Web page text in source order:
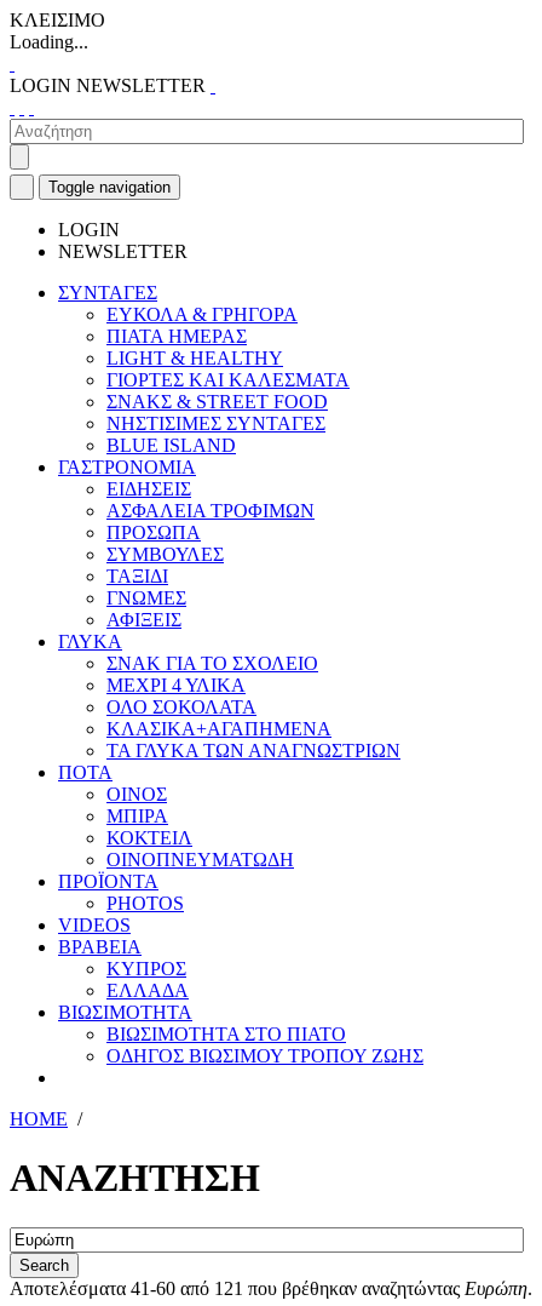
ΚΛΕΙΣΙΜΟ
Loading...
LOGIN NEWSLETTER
Toggle navigation
LOGIN
NEWSLETTER
ΣΥΝΤΑΓΕΣ
ΕΥΚΟΛΑ & ΓΡΗΓΟΡΑ
ΠΙΑΤΑ ΗΜΕΡΑΣ
LIGHT & HEALTHY
ΓΙΟΡΤΕΣ ΚΑΙ ΚΑΛΕΣΜΑΤΑ
ΣΝΑΚΣ & STREET FOOD
ΝΗΣΤΙΣΙΜΕΣ ΣΥΝΤΑΓΕΣ
BLUE ISLAND
ΓΑΣΤΡΟΝΟΜΙΑ
ΕΙΔΗΣΕΙΣ
ΑΣΦΑΛΕΙΑ ΤΡΟΦΙΜΩΝ
ΠΡΟΣΩΠΑ
ΣΥΜΒΟΥΛΕΣ
ΤΑΞΙΔΙ
ΓΝΩΜΕΣ
ΑΦΙΞΕΙΣ
ΓΛΥΚΑ
ΣΝΑΚ ΓΙΑ ΤΟ ΣΧΟΛΕΙΟ
ΜΕΧΡΙ 4 ΥΛΙΚΑ
ΟΛΟ ΣΟΚΟΛΑΤΑ
ΚΛΑΣΙΚΑ+ΑΓΑΠΗΜΕΝΑ
ΤΑ ΓΛΥΚΑ ΤΩΝ ΑΝΑΓΝΩΣΤΡΙΩΝ
ΠΟΤΑ
ΟΙΝΟΣ
ΜΠΙΡΑ
ΚΟΚΤΕΙΛ
ΟΙΝΟΠΝΕΥΜΑΤΩΔΗ
ΠΡΟΪΟΝΤΑ
PHOTOS
VIDEOS
ΒΡΑΒΕΙΑ
ΚΥΠΡΟΣ
ΕΛΛΑΔΑ
ΒΙΩΣΙΜΟΤΗΤΑ
ΒΙΩΣΙΜΟΤΗΤΑ ΣΤΟ ΠΙΑΤΟ
ΟΔΗΓΟΣ ΒΙΩΣΙΜΟΥ ΤΡΟΠΟΥ ΖΩΗΣ
HOME /
ΑΝΑΖΗΤΗΣΗ
Αποτελέσματα 41-60 από 121 που βρέθηκαν αναζητώντας Ευρώπη.